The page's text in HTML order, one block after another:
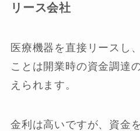
リース会社
医療機器を直接リースし
ことは開業時の資金調達
えられます。
金利は高いですが、資金